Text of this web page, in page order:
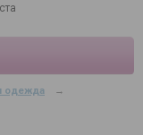
одежда
→